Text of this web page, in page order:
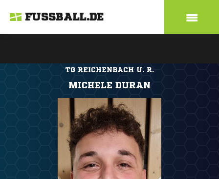
FUSSBALL.DE
TG REICHENBACH U. R.
MICHELE DURAN